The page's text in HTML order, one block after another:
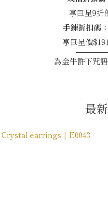
享巨星9折
手鍊折扣碼
享巨星價
為金牛許下咒
最